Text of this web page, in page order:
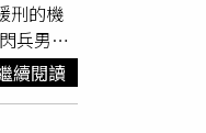
出，沙
，雖然
威脅。
：「問
設
力香代
安穩，
中渴
刑的機
兵男星
胎女兒剛
省。陳
的女友
續閱讀